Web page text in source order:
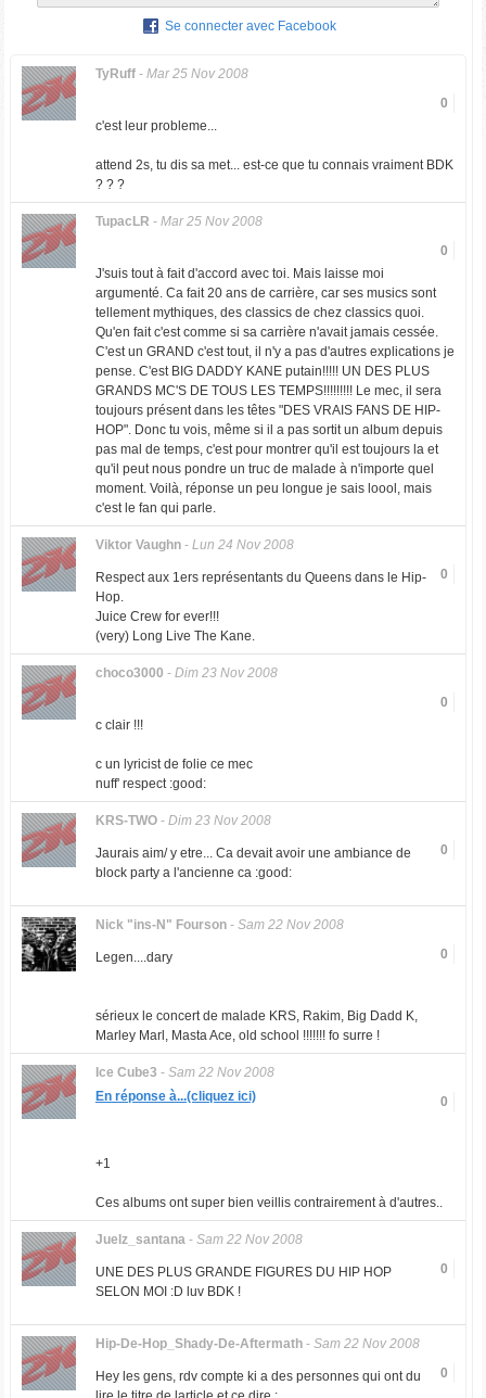
Se connecter avec Facebook
TyRuff- Mar 25 Nov 2008
0
c'est leur probleme...
attend 2s, tu dis sa met... est-ce que tu connais vraiment BDK
? ? ?
TupacLR - Mar 25 Nov 2008
0
J'suis tout à fait d'accord avec toi. Mais laisse moi
argumenté. Ca fait 20 ans de carrière, car ses musics sont
tellement mythiques, des classics de chez classics quoi.
Qu'en fait c'est comme si sa carrière n'avait jamais cessée.
C'est un GRAND c'est tout, il n'y a pas d'autres explications je
pense. C'est BIG DADDY KANE putain!!!!! UN DES PLUS
GRANDS MC'S DE TOUS LES TEMPS!!!!!!!!! Le mec, il sera
toujours présent dans les têtes "DES VRAIS FANS DE HIP-
HOP". Donc tu vois, même si il a pas sortit un album depuis
pas mal de temps, c'est pour montrer qu'il est toujours la et
qu'il peut nous pondre un truc de malade à n'importe quel
moment. Voilà, réponse un peu longue je sais loool, mais
c'est le fan qui parle.
Viktor Vaughn- Lun 24 Nov 2008
0
Respect aux 1ers représentants du Queens dans le Hip-
Hop.
Juice Crew for ever!!!
(very) Long Live The Kane.
choco3000 - Dim 23 Nov 2008
0
c clair !!!
c un lyricist de folie ce mec
nuff' respect :good:
KRS-TWO- Dim 23 Nov 2008
0
Jaurais aim/ y etre... Ca devait avoir une ambiance de
block party a l'ancienne ca :good:
Nick "ins-N" Fourson- Sam 22 Nov 2008
0
Legen....dary
sérieux le concert de malade KRS, Rakim, Big Dadd K,
Marley Marl, Masta Ace, old school !!!!!!! fo surre !
Ice Cube3 - Sam 22 Nov 2008
0
En réponse à...(cliquez ici)
+1
Ces albums ont super bien veillis contrairement à d'autres..
Juelz_santana- Sam 22 Nov 2008
0
UNE DES PLUS GRANDE FIGURES DU HIP HOP
SELON MOI :D luv BDK !
Hip-De-Hop_Shady-De-Aftermath- Sam 22 Nov 2008
0
Hey les gens, rdv compte ki a des personnes qui ont du